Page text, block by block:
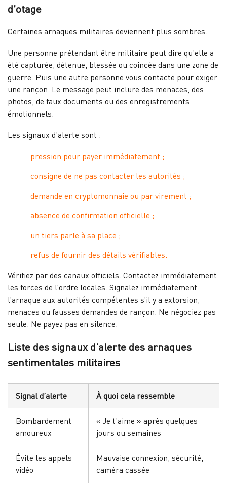
d’otage
Certaines arnaques militaires deviennent plus sombres.
Une personne prétendant être militaire peut dire qu’elle a
été capturée, détenue, blessée ou coincée dans une zone de
guerre. Puis une autre personne vous contacte pour exiger
une rançon. Le message peut inclure des menaces, des
photos, de faux documents ou des enregistrements
émotionnels.
Les signaux d’alerte sont :
pression pour payer immédiatement ;
consigne de ne pas contacter les autorités ;
demande en cryptomonnaie ou par virement ;
absence de confirmation officielle ;
un tiers parle à sa place ;
refus de fournir des détails vérifiables.
Vérifiez par des canaux officiels. Contactez immédiatement
les forces de l’ordre locales. Signalez immédiatement
l’arnaque aux autorités compétentes s’il y a extorsion,
menaces ou fausses demandes de rançon. Ne négociez pas
seule. Ne payez pas en silence.
Liste des signaux d’alerte des arnaques
sentimentales militaires
Signal d’alerte À quoi cela ressemble
Bombardement
amoureux
« Je t’aime » après quelques
jours ou semaines
Évite les appels
vidéo
Mauvaise connexion, sécurité,
caméra cassée